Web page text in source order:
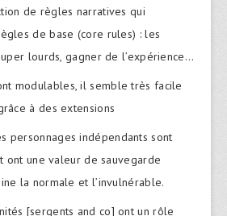
de règles narratives qui
de base (core rules) : les
lourds, gagner de l’expérience…
modulables, il semble très facile
à des extensions
personnages indépendants sont
ont une valeur de sauvegarde
la normale et l’invulnérable.
[sergents and co] ont un rôle